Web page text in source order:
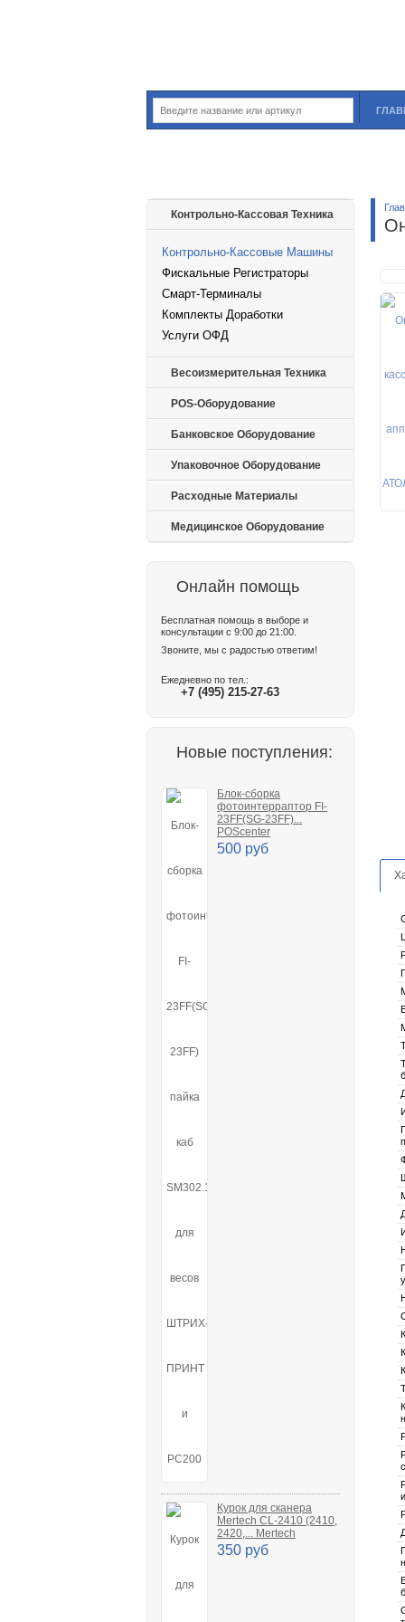
Контрольно-Кассовая Техника
Контрольно-Кассовые Машины
Фискальные Регистраторы
Смарт-Терминалы
Комплекты Доработки
Услуги ОФД
Весоизмерительная Техника
POS-Оборудование
Банковское Оборудование
Упаковочное Оборудование
Расходные Материалы
Медицинское Оборудование
Онлайн помощь
Бесплатная помощь в выборе и
консультации с 9:00 до 21:00.
Звоните, мы с радостью ответим!
Ежедневно по тел.:
+7 (495) 215-27-63
Новые поступления:
Блок-сборка
фотоинтерраптор FI-
23FF(SG-23FF)...
POScenter
500 руб
Курок для сканера
Mertech CL-2410 (2410,
2420,... Mertech
350 руб